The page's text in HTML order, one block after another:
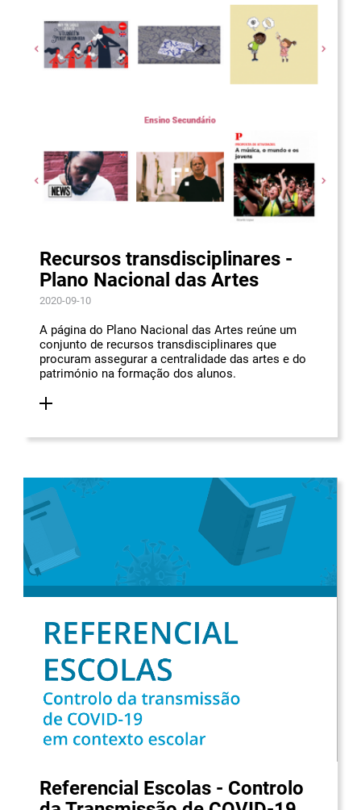
Recursos transdisciplinares -
Plano Nacional das Artes
2020-09-10
A página do Plano Nacional das Artes reúne um
conjunto de recursos transdisciplinares que
procuram assegurar a centralidade das artes e do
património na formação dos alunos.
Referencial Escolas - Controlo